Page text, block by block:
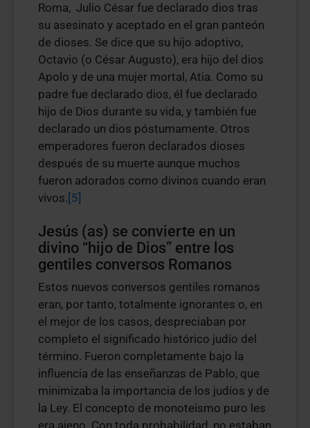
Roma, Julio César fue declarado dios tras
su asesinato y aceptado en el gran panteón
de dioses. Se dice que su hijo adoptivo,
Octavio (o César Augusto), era hijo del dios
Apolo y de una mujer mortal, Atia. Como su
padre fue declarado dios, él fue declarado
hijo de Dios durante su vida, y también fue
declarado un dios póstumamente. Otros
emperadores fueron declarados dioses
después de su muerte aunque muchos
fueron adorados como divinos cuando eran
vivos. [5]
Jesús (as) se convierte en un
divino “hijo de Dios” entre los
gentiles conversos Romanos
Estos nuevos conversos gentiles romanos
eran, por tanto, totalmente ignorantes o, en
el mejor de los casos, despreciaban por
completo el significado histórico judío del
término. Fueron completamente bajo la
influencia de las enseñanzas de Pablo, que
minimizaba la importancia de los judíos y de
la Ley. El concepto de monoteísmo puro les
era ajeno. Con toda probabilidad, no estaban